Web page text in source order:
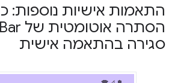
התאמות אישיות נוספות:
הסתרה אוטומטית של App
סגירה בהתאמה אישית